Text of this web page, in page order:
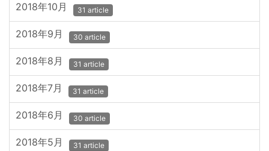
2018年10月 31 article
2018年9月 30 article
2018年8月 31 article
2018年7月 31 article
2018年6月 30 article
2018年5月 31 article